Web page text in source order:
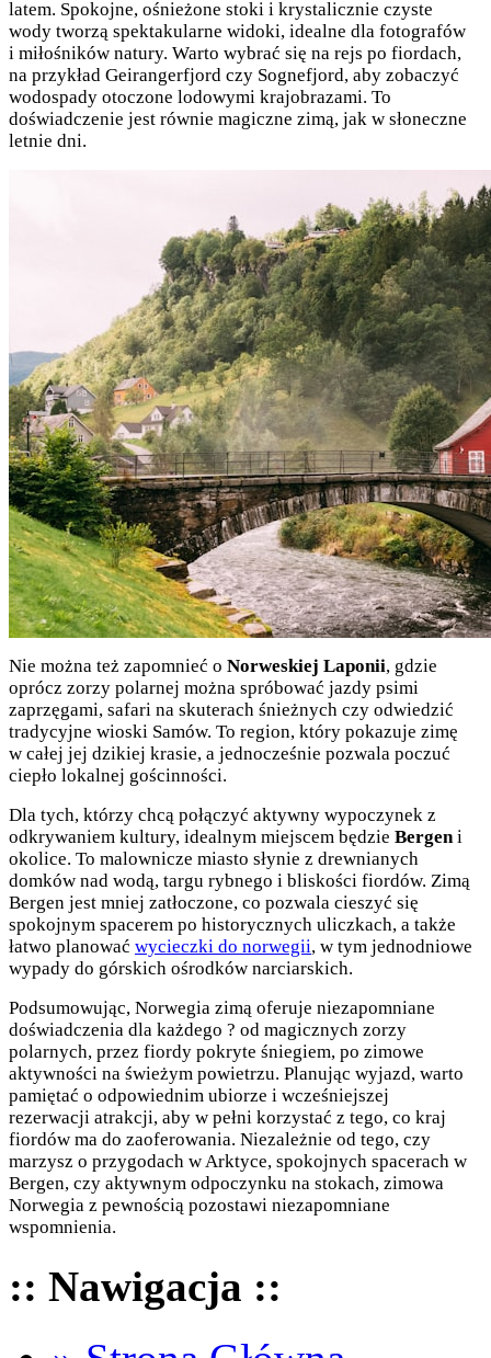
latem. Spokojne, ośnieżone stoki i krystalicznie czyste
wody tworzą spektakularne widoki, idealne dla fotografów
i miłośników natury. Warto wybrać się na rejs po fiordach,
na przykład Geirangerfjord czy Sognefjord, aby zobaczyć
wodospady otoczone lodowymi krajobrazami. To
doświadczenie jest równie magiczne zimą, jak w słoneczne
letnie dni.
Nie można też zapomnieć o Norweskiej Laponii, gdzie
oprócz zorzy polarnej można spróbować jazdy psimi
zaprzęgami, safari na skuterach śnieżnych czy odwiedzić
tradycyjne wioski Samów. To region, który pokazuje zimę
w całej jej dzikiej krasie, a jednocześnie pozwala poczuć
ciepło lokalnej gościnności.
Dla tych, którzy chcą połączyć aktywny wypoczynek z
odkrywaniem kultury, idealnym miejscem będzie Bergeni
okolice. To malownicze miasto słynie z drewnianych
domków nad wodą, targu rybnego i bliskości fiordów. Zimą
Bergen jest mniej zatłoczone, co pozwala cieszyć się
spokojnym spacerem po historycznych uliczkach, a także
łatwo planować wycieczki do norwegii, w tym jednodniowe
wypady do górskich ośrodków narciarskich.
Podsumowując, Norwegia zimą oferuje niezapomniane
doświadczenia dla każdego ? od magicznych zorzy
polarnych, przez fiordy pokryte śniegiem, po zimowe
aktywności na świeżym powietrzu. Planując wyjazd, warto
pamiętać o odpowiednim ubiorze i wcześniejszej
rezerwacji atrakcji, aby w pełni korzystać z tego, co kraj
fiordów ma do zaoferowania. Niezależnie od tego, czy
marzysz o przygodach w Arktyce, spokojnych spacerach w
Bergen, czy aktywnym odpoczynku na stokach, zimowa
Norwegia z pewnością pozostawi niezapomniane
wspomnienia.
:: Nawigacja ::